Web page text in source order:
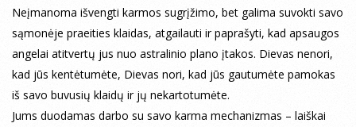
Neįmanoma išvengti karmos sugrįžimo, bet galima suvokti savo
sąmonėje praeities klaidas, atgailauti ir paprašyti, kad apsaugos
angelai atitvertų jus nuo astralinio plano įtakos. Dievas nenori,
kad jūs kentėtumėte, Dievas nori, kad jūs gautumėte pamokas
iš savo buvusių klaidų ir jų nekartotumėte.
Jums duodamas darbo su savo karma mechanizmas – laiškai